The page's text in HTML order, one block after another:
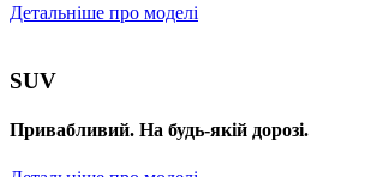
Детальніше про моделі
SUV
Привабливий. На будь-якій дорозі.